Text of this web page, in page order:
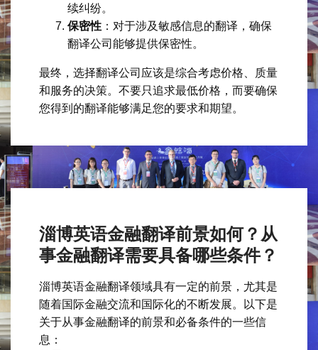
续纠纷。
保密性 ：对于涉及敏感信息的翻译，确保
翻译公司能够提供保密性。
最终，选择翻译公司应该是综合考虑价格、质量
和服务的决策。不要只追求最低价格，而要确保
您得到的翻译能够满足您的要求和期望。
淄博英语金融翻译前景如何？从
事金融翻译需要具备哪些条件？
淄博英语金融翻译领域具有一定的前景，尤其是
随着国际金融交流和国际化的不断发展。以下是
关于从事金融翻译的前景和必备条件的一些信
息：